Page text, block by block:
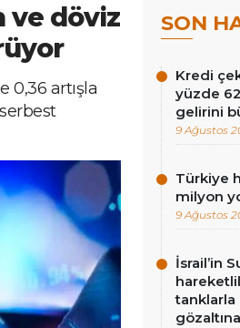
ve döviz
0,36 artışla
SON
Kredi
yüzde
gelirini
9 Ağustos
Türkiye
milyon
9 Ağustos
İsrail’in
tanklarla